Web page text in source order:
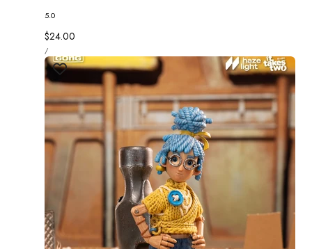
5.0
정
가
$24.00
단
가
/당